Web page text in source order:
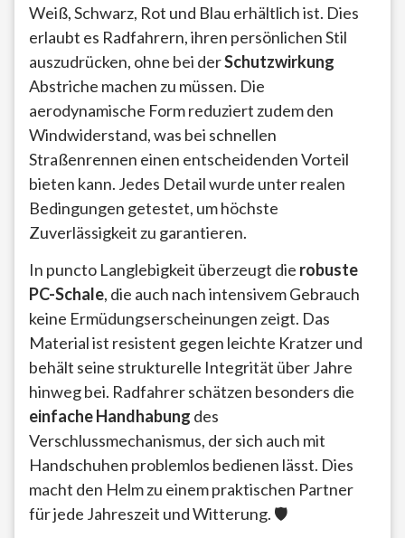
Weiß, Schwarz, Rot und Blau erhältlich ist. Dies
erlaubt es Radfahrern, ihren persönlichen Stil
auszudrücken, ohne bei derSchutzwirkung
Abstriche machen zu müssen. Die
aerodynamische Form reduziert zudem den
Windwiderstand, was bei schnellen
Straßenrennen einen entscheidenden Vorteil
bieten kann. Jedes Detail wurde unter realen
Bedingungen getestet, um höchste
Zuverlässigkeit zu garantieren.
In puncto Langlebigkeit überzeugt die robuste
PC-Schale, die auch nach intensivem Gebrauch
keine Ermüdungserscheinungen zeigt. Das
Material ist resistent gegen leichte Kratzer und
behält seine strukturelle Integrität über Jahre
hinweg bei. Radfahrer schätzen besonders die
einfache Handhabung des
Verschlussmechanismus, der sich auch mit
Handschuhen problemlos bedienen lässt. Dies
macht den Helm zu einem praktischen Partner
für jede Jahreszeit und Witterung. 🛡️